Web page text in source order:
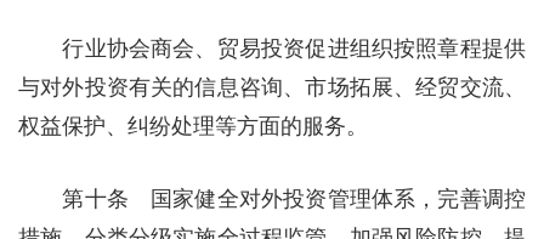
行业协会商会、贸易投资促进组织按照章程提供
与对外投资有关的信息咨询、市场拓展、经贸交流、
权益保护、纠纷处理等方面的服务。
第十条 国家健全对外投资管理体系，完善调控